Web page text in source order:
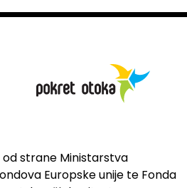
strane Ministarstva
Europske unije te Fonda